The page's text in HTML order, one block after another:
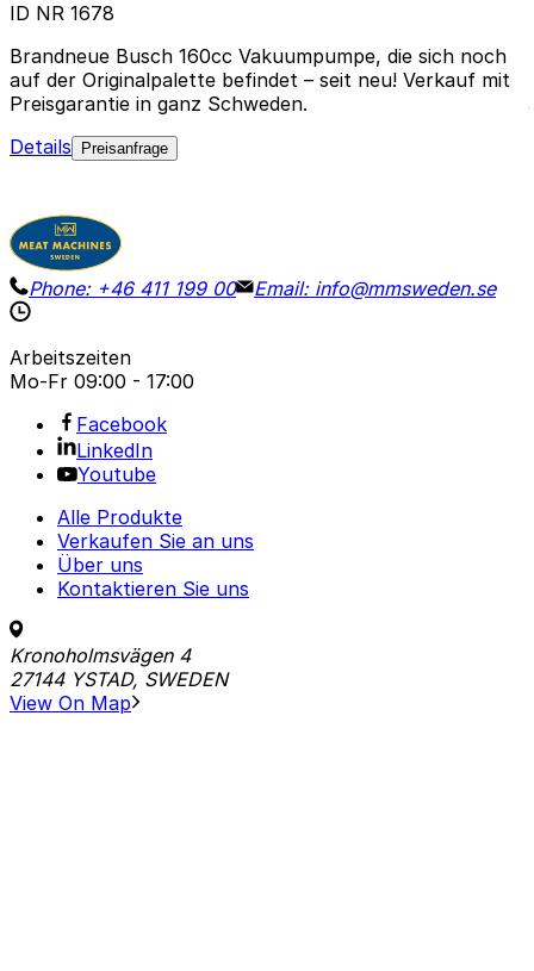
ID NR 1678
Brandneue Busch 160cc Vakuumpumpe, die sich noch
auf der Originalpalette befindet – seit neu! Verkauf mit
Preisgarantie in ganz Schweden.
Details
Preisanfrage
Phone: +46 411 199 00 Email: info@mmsweden.se
Arbeitszeiten
Mo-Fr 09:00 - 17:00
Facebook
LinkedIn
Youtube
Alle Produkte
Verkaufen Sie an uns
Über uns
Kontaktieren Sie uns
Kronoholmsvägen 4
27144 YSTAD, SWEDEN
View On Map